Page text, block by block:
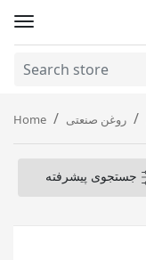
Home روغن صنعتی